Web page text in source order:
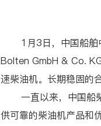
1月3日，中国船舶中
Bolten GmbH & Co.
速柴油机。长期稳固的
一直以来，中国船
供可靠的柴油机产品和